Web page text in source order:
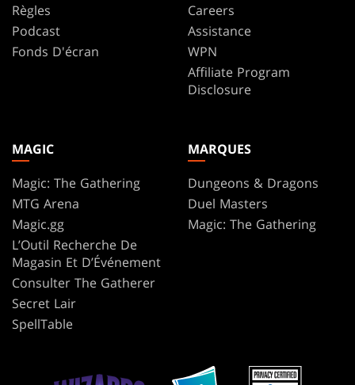
Règles
Podcast
Fonds D'écran
Careers
Assistance
WPN
Affiliate Program
Disclosure
MAGIC
Magic: The Gathering
MTG Arena
Magic.gg
L’Outil Recherche De
Magasin Et D’Événement
Consulter The Gatherer
Secret Lair
SpellTable
MARQUES
Dungeons & Dragons
Duel Masters
Magic: The Gathering